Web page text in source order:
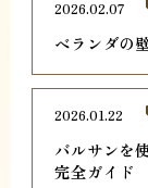
ベランダの
2026.02.07
バルサンを
完全ガイド
2026.01.22